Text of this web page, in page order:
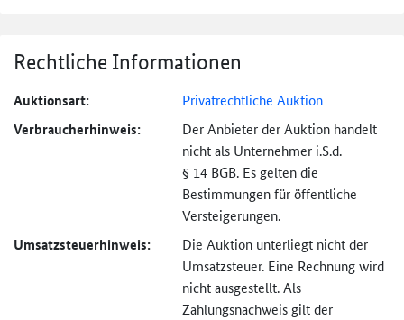
Rechtliche Informationen
Auktionsart: Privatrechtliche Auktion
Verbraucher­hinweis:
Der Anbieter der Auktion handelt
nicht als Unternehmer i.S.d.
§ 14 BGB. Es gelten die
Bestimmungen für öffentliche
Versteigerungen.
Umsatzsteuer­hinweis:
Die Auktion unterliegt nicht der
Umsatzsteuer. Eine Rechnung wird
nicht ausgestellt. Als
Zahlungsnachweis gilt der